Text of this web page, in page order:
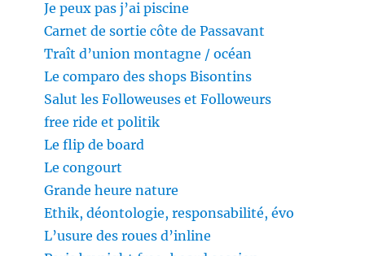
Je peux pas j’ai piscine
Carnet de sortie côte de Passavant
Traît d’union montagne / océan
Le comparo des shops Bisontins
Salut les Followeuses et Followeurs
free ride et politik
Le flip de board
Le congourt
Grande heure nature
Ethik, déontologie, responsabilité, évo
L’usure des roues d’inline